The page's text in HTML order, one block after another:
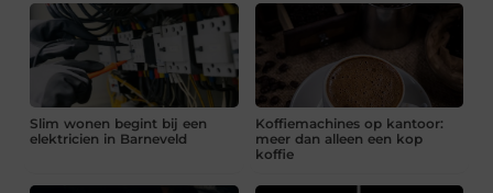
Slim wonen begint bij een
elektricien in Barneveld
Koffiemachines op kantoor:
meer dan alleen een kop
koffie